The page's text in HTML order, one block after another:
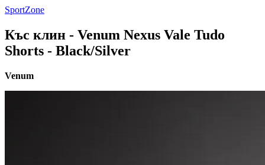
SportZone
Къс клин - Venum Nexus Vale Tudo
Shorts - Black/Silver
Venum